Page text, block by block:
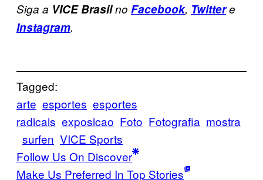
Siga a VICE Brasilno Facebook, Twittere
Instagram.
Tagged:
arte esportes esportes
radicais exposicao Foto Fotografia mostra
surfen VICE Sports
Follow Us On Discover
Make Us Preferred In Top Stories